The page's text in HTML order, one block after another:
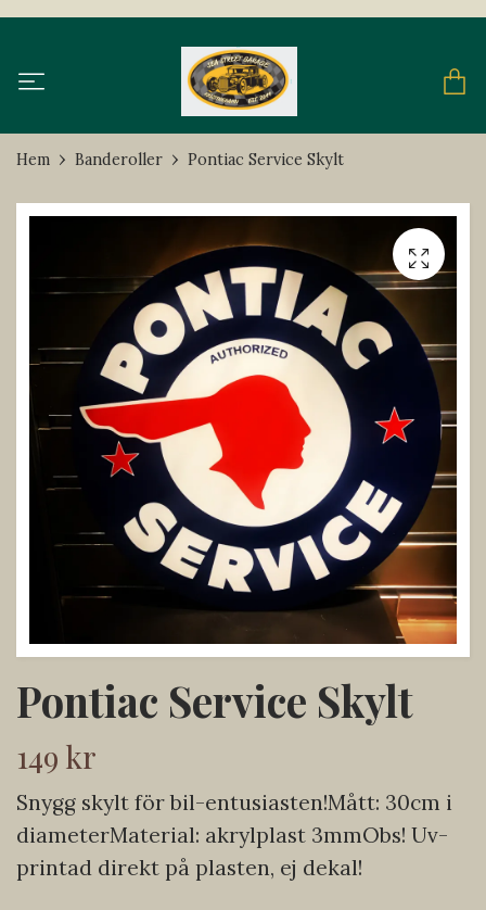
Hem Banderoller Pontiac Service Skylt
Pontiac Service Skylt
149 kr
Snygg skylt för bil-entusiasten!Mått: 30cm i
diameterMaterial: akrylplast 3mmObs! Uv-
printad direkt på plasten, ej dekal!